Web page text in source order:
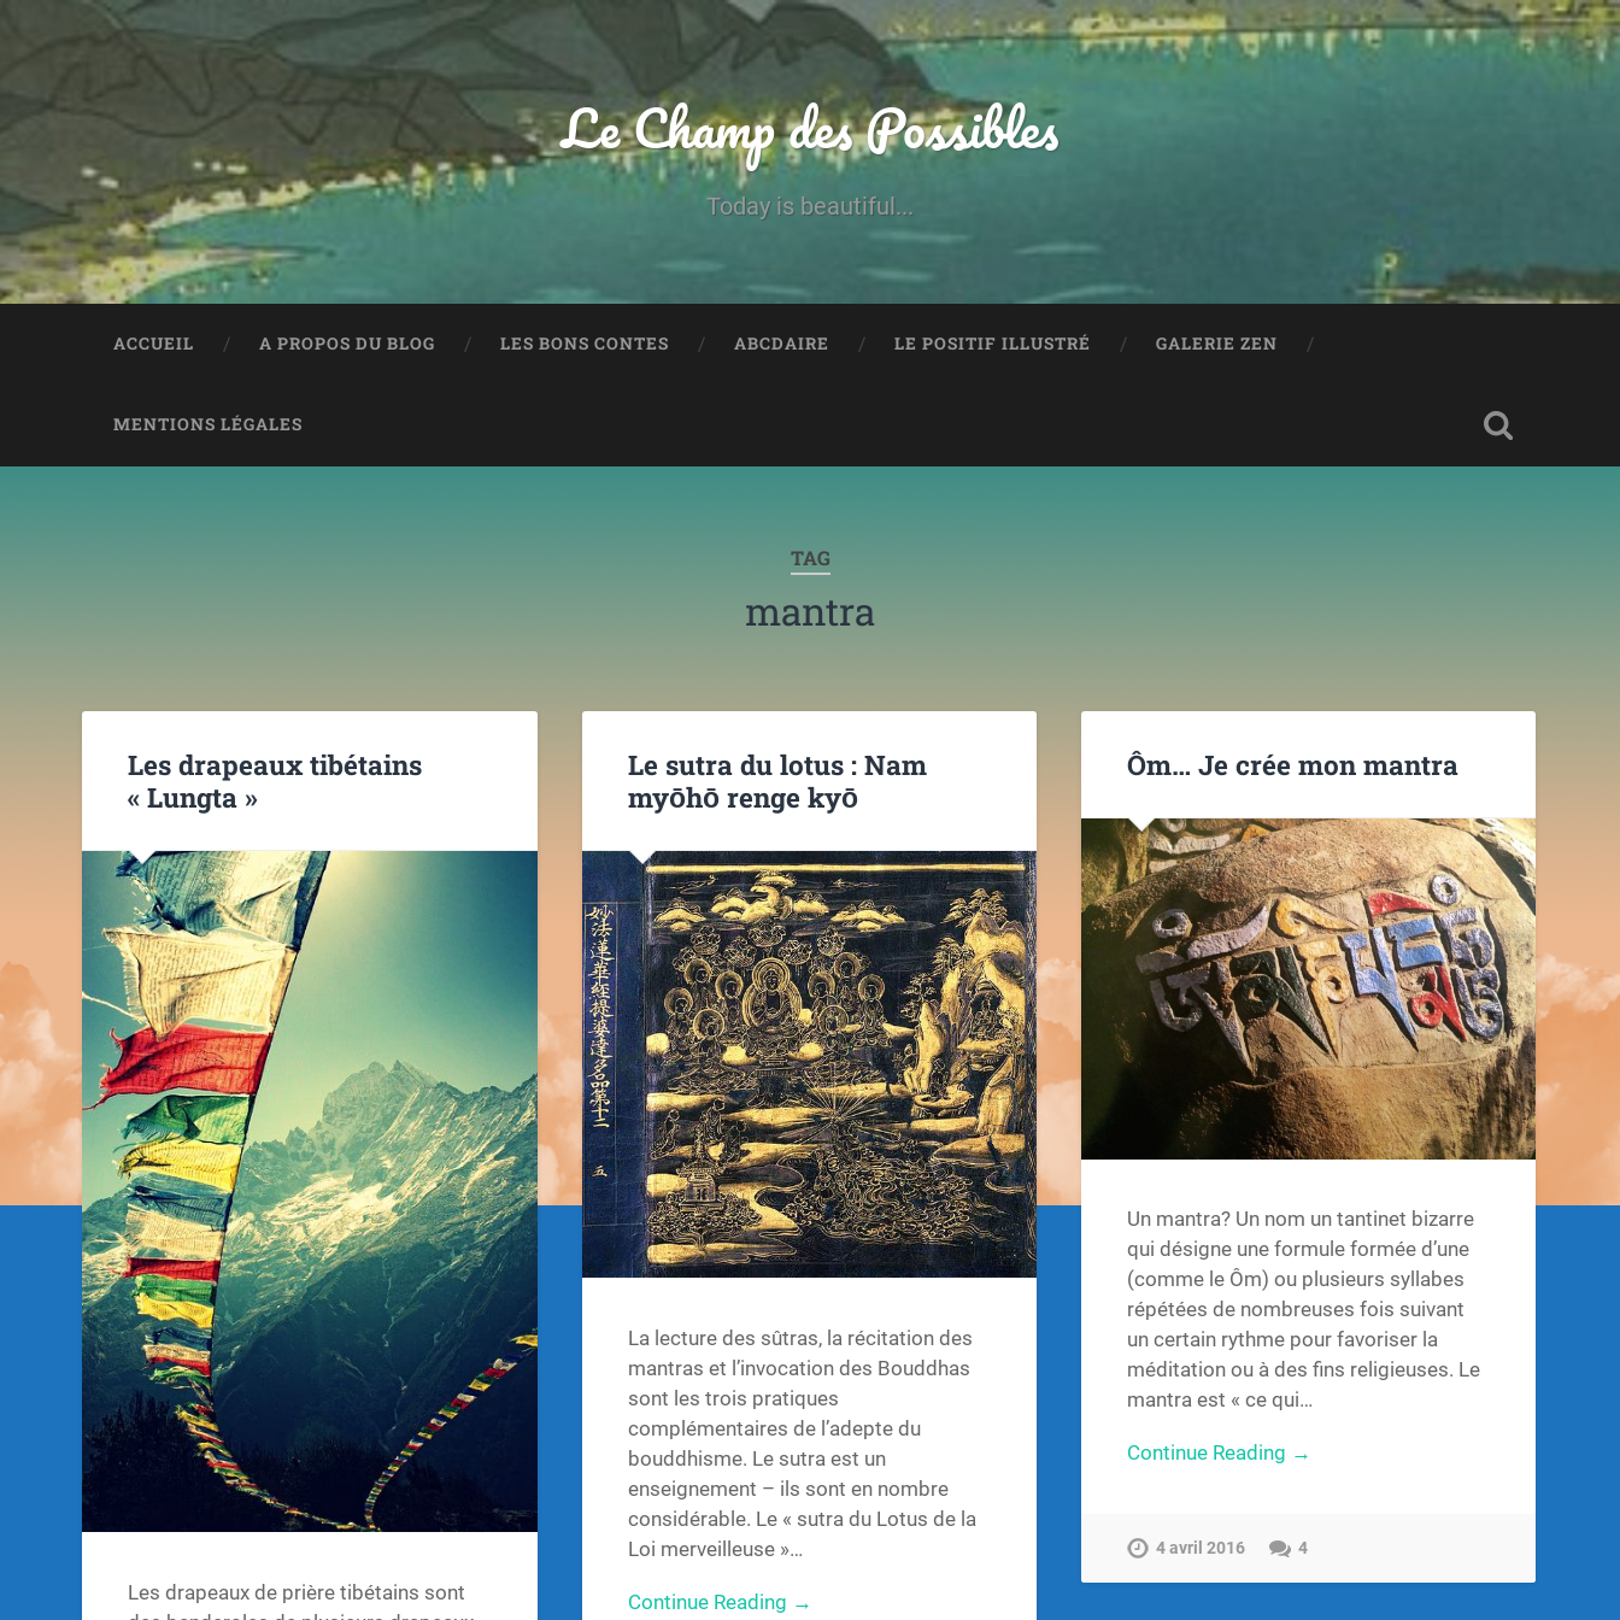
Le Champ des Possibles
Today is beautiful...
ACCUEIL A PROPOS DU BLOG LES BONS CONTES ABCDAIRE LE POSITIF ILLUSTRÉ GALERIE ZEN
MENTIONS LÉGALES
TAG
mantra
Les drapeaux tibétains
« Lungta »
Les drapeaux de prière tibétains sont
Le sutra du lotus : Nam
myōhō renge kyō
La lecture des sûtras, la récitation des
mantras et l’invocation des Bouddhas
sont les trois pratiques
complémentaires de l’adepte du
bouddhisme. Le sutra est un
enseignement – ils sont en nombre
considérable. Le « sutra du Lotus de la
Loi merveilleuse »…
Continue Reading →
Ôm… Je crée mon mantra
Un mantra? Un nom un tantinet bizarre
qui désigne une formule formée d’une
(comme le Ôm) ou plusieurs syllabes
répétées de nombreuses fois suivant
un certain rythme pour favoriser la
méditation ou à des fins religieuses. Le
mantra est « ce qui…
Continue Reading →
4 avril 2016 4